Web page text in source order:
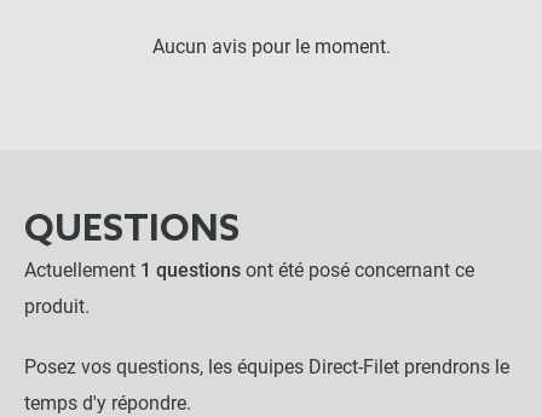
Aucun avis pour le moment.
QUESTIONS
Actuellement 1 questions ont été posé concernant ce
produit.
Posez vos questions, les équipes Direct-Filet prendrons le
temps d'y répondre.